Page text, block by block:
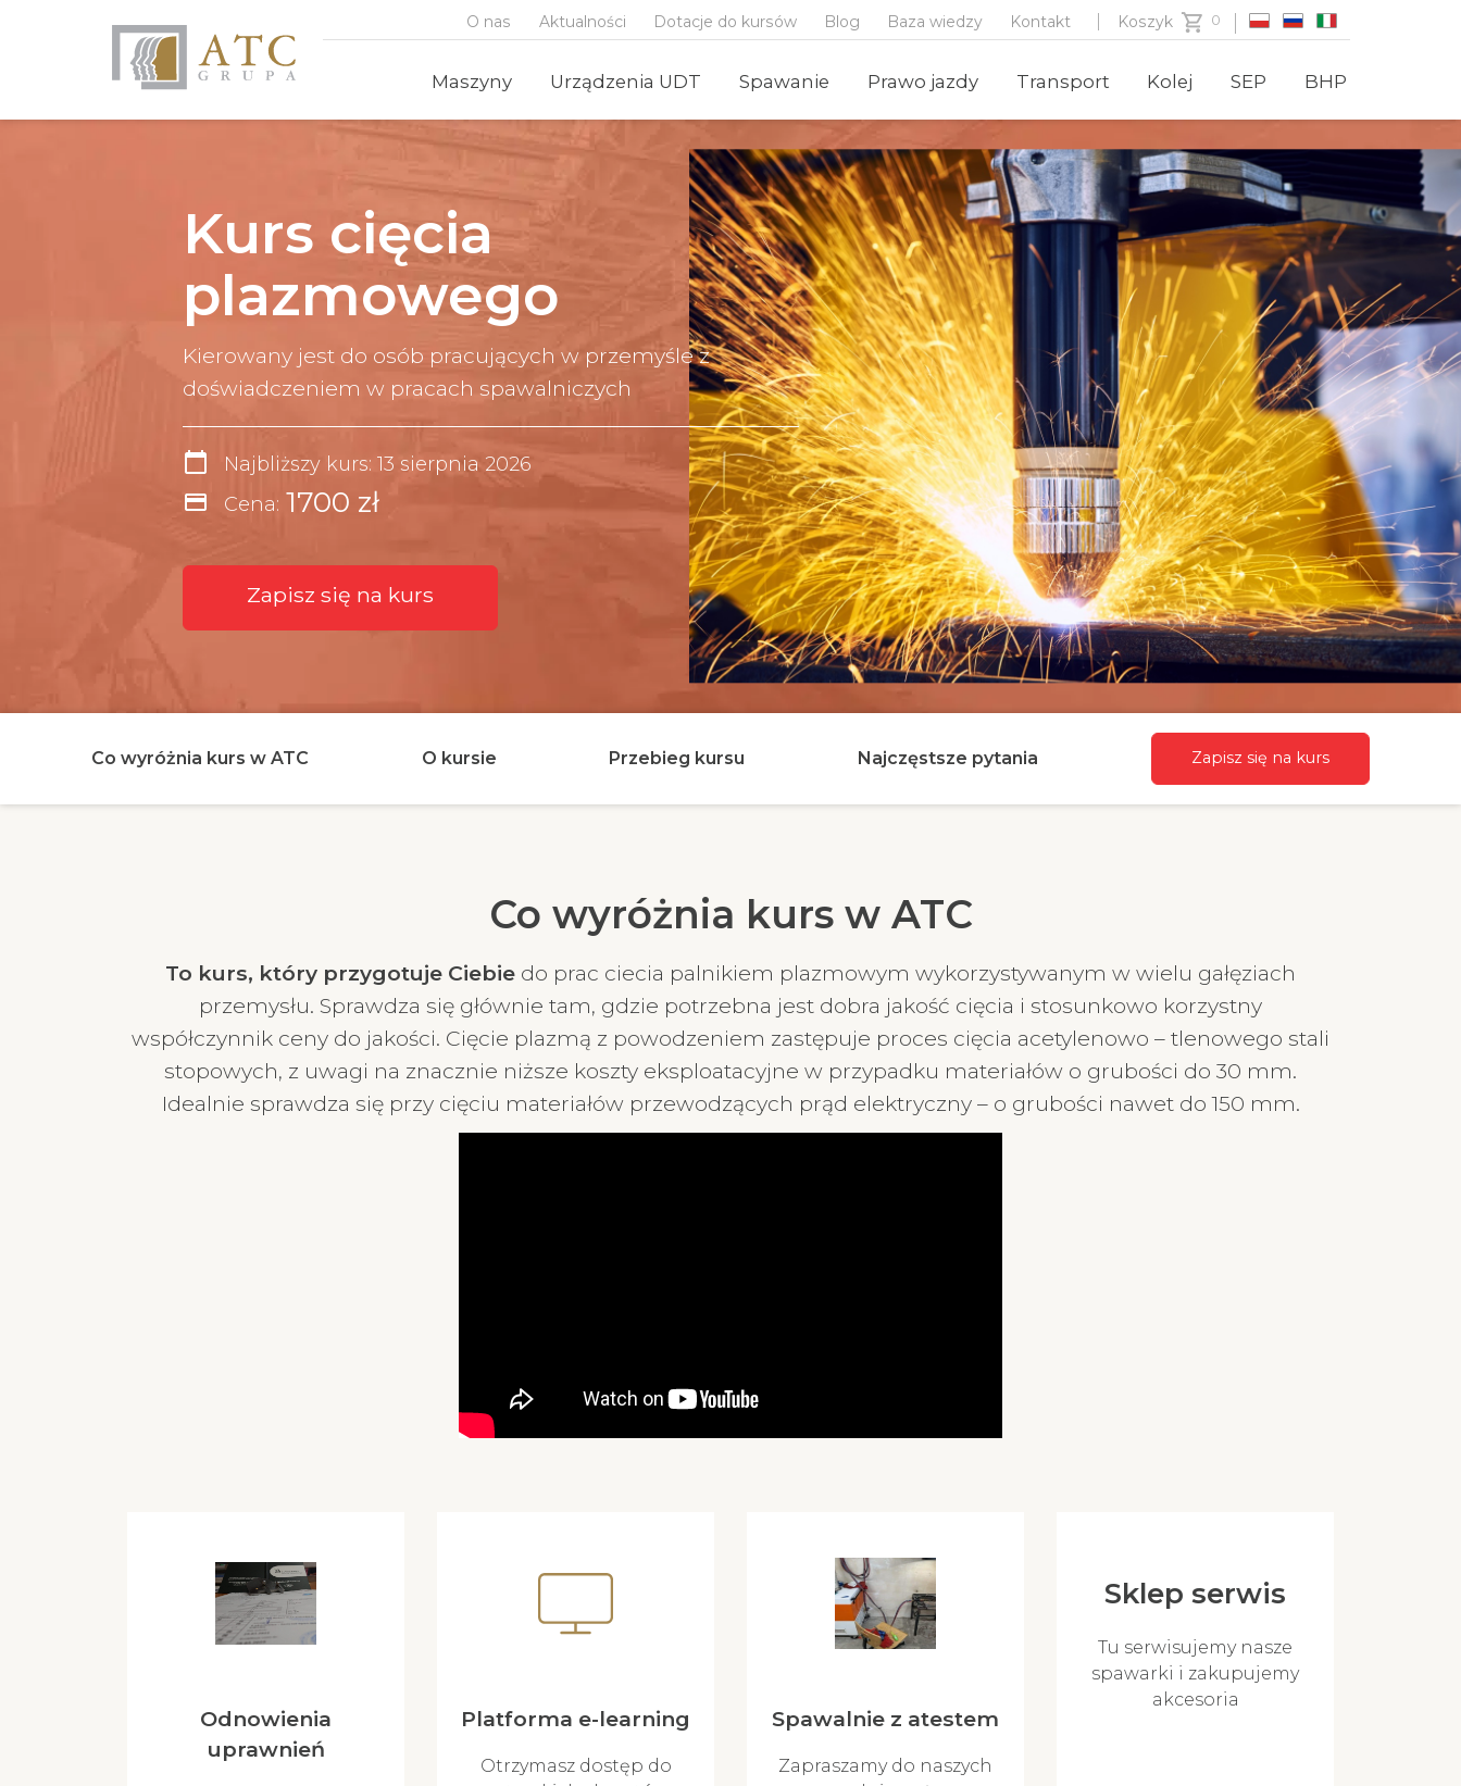
O nas Aktualności Dotacje do kursów Blog Baza wiedzy Kontakt Koszyk
Maszyny Urządzenia UDT Spawanie Prawo jazdy Transport Kolej SEP BHP
Kurs cięcia
plazmowego
Kierowany jest do osób pracujących w przemyśle z
doświadczeniem w pracach spawalniczych
calendar_today Najbliższy kurs: 13 sierpnia 2026
credit_card Cena: 1700 zł
Zapisz się na kurs
Co wyróżnia kurs w ATC O kursie Przebieg kursu Najczęstsze pytania Zapisz się na kurs
Co wyróżnia kurs w ATC
To kurs, który przygotuje Ciebie do prac ciecia palnikiem plazmowym wykorzystywanym w wielu gałęziach
przemysłu. Sprawdza się głównie tam, gdzie potrzebna jest dobra jakość cięcia i stosunkowo korzystny
współczynnik ceny do jakości. Cięcie plazmą z powodzeniem zastępuje proces cięcia acetylenowo – tlenowego stali
stopowych, z uwagi na znacznie niższe koszty eksploatacyjne w przypadku materiałów o grubości do 30 mm.
Idealnie sprawdza się przy cięciu materiałów przewodzących prąd elektryczny – o grubości nawet do 150 mm.
Odnowienia
uprawnień
Platforma e-learning
Otrzymasz dostęp do
Spawalnie z atestem
Zapraszamy do naszych
Sklep serwis
Tu serwisujemy nasze
spawarki i zakupujemy
akcesoria